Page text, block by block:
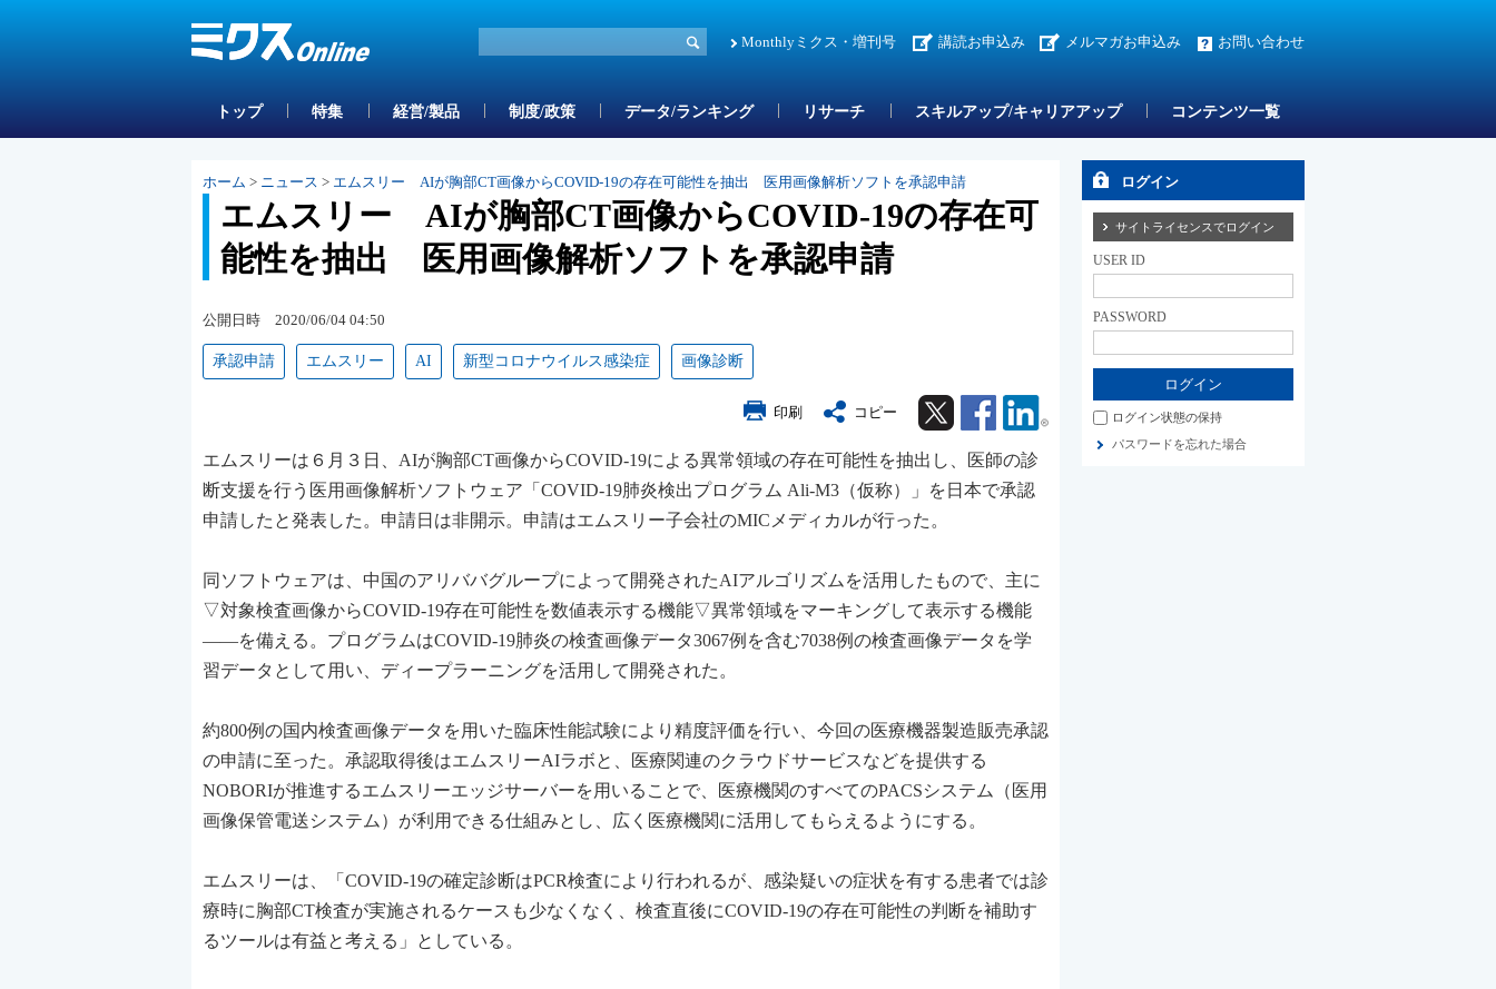
Monthlyミクス・増刊号 講読お申込み メルマガお申込み お問い合わせ
トップ 特集 経営/製品 制度/政策 データ/ランキング リサーチ スキルアップ/キャリアアップ コンテンツ一覧
ホーム > ニュース > エムスリー AIが胸部CT画像からCOVID-19の存在可能性を抽出 医用画像解析ソフトを承認申請
エムスリー AIが胸部CT画像からCOVID-19の存在可
能性を抽出 医用画像解析ソフトを承認申請
公開日時 2020/06/04 04:50
承認申請 エムスリー AI 新型コロナウイルス感染症 画像診断
印刷 コピー Twitter Facebook Linkedin
エムスリーは６月３日、AIが胸部CT画像からCOVID-19による異常領域の存在可能性を抽出し、医師の診
断支援を行う医用画像解析ソフトウェア「COVID-19肺炎検出プログラム Ali-M3（仮称）」を日本で承認
申請したと発表した。申請日は非開示。申請はエムスリー子会社のMICメディカルが行った。
同ソフトウェアは、中国のアリババグループによって開発されたAIアルゴリズムを活用したもので、主に
▽対象検査画像からCOVID-19存在可能性を数値表示する機能▽異常領域をマーキングして表示する機能
――を備える。プログラムはCOVID-19肺炎の検査画像データ3067例を含む7038例の検査画像データを学
習データとして用い、ディープラーニングを活用して開発された。
約800例の国内検査画像データを用いた臨床性能試験により精度評価を行い、今回の医療機器製造販売承認
の申請に至った。承認取得後はエムスリーAIラボと、医療関連のクラウドサービスなどを提供する
NOBORIが推進するエムスリーエッジサーバーを用いることで、医療機関のすべてのPACSシステム（医用
画像保管電送システム）が利用できる仕組みとし、広く医療機関に活用してもらえるようにする。
エムスリーは、「COVID-19の確定診断はPCR検査により行われるが、感染疑いの症状を有する患者では診
療時に胸部CT検査が実施されるケースも少なくなく、検査直後にCOVID-19の存在可能性の判断を補助す
るツールは有益と考える」としている。
ログイン
サイトライセンスでログイン
USER ID
PASSWORD
ログイン状態の保持
パスワードを忘れた場合